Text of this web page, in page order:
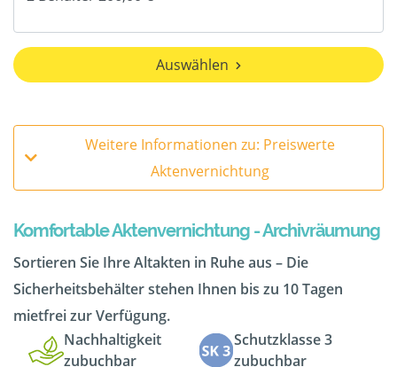
Auswählen
Weitere Informationen zu: Preiswerte
Aktenvernichtung
Komfortable Aktenvernichtung - Archivräumung
Sortieren Sie Ihre Altakten in Ruhe aus – Die
Sicherheitsbehälter stehen Ihnen bis zu 10 Tagen
mietfrei zur Verfügung.
Nachhaltigkeit
zubuchbar
Schutzklasse 3
zubuchbar